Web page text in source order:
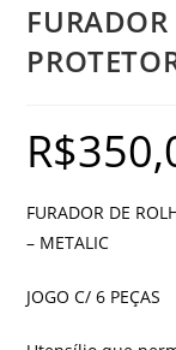
R$
FURADOR DE
– METALIC
JOGO C/ 6 PEÇAS